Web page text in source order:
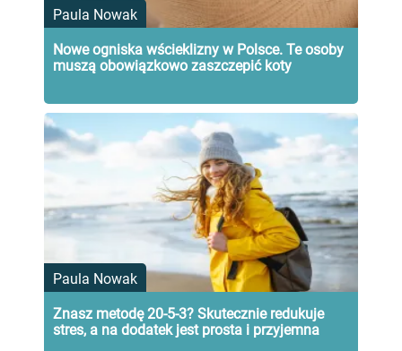
Paula Nowak
Nowe ogniska wścieklizny w Polsce. Te osoby
muszą obowiązkowo zaszczepić koty
Paula Nowak
Znasz metodę 20-5-3? Skutecznie redukuje
stres, a na dodatek jest prosta i przyjemna